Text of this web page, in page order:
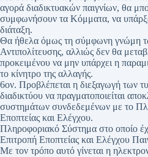
αγορά διαδικτυακών παιγνίων, θα
συμφωνήσουν τα Κόμματα, να
διάταξη.
Θα ήθελα όμως τη σύμφωνη γνώμη
Αντιπολίτευσης, αλλιώς δεν θα
προκειμένου να μην υπάρχει η
το κίνητρο της αλλαγής.
6ον. Προβλέπεται η διεξαγωγή των
διαδικτύου να πραγματοποιείται
συστημάτων συνδεδεμένων με το
Εποπτείας και Ελέγχου.
Πληροφοριακό Σύστημα στο οποίο
Επιτροπή Εποπτείας και Ελέγχου
Με τον τρόπο αυτό γίνεται η